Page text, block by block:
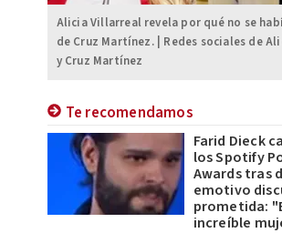
Alicia Villarreal revela por qué no se
de Cruz Martínez. | Redes sociales de
y Cruz Martínez
Te recomendamos
Farid Dieck
los Spotify
Awards tras
emotivo
prometida:
increíble